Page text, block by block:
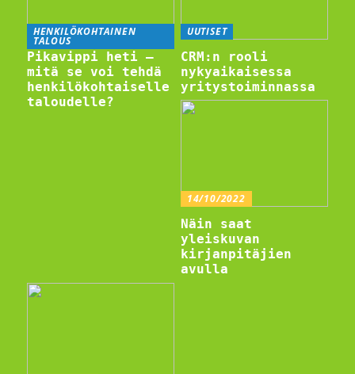
HENKILÖKOHTAINEN
TALOUS
Pikavippi heti –
mitä se voi tehdä
henkilökohtaiselle
taloudelle?
UUTISET
CRM:n rooli
nykyaikaisessa
yritystoiminnassa
14/10/2022
Näin saat
yleiskuvan
kirjanpitäjien
avulla